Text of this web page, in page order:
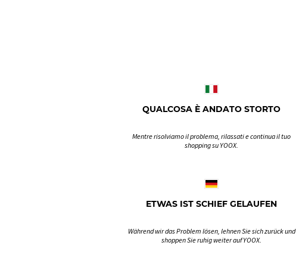
QUALCOSA È ANDATO STORTO
Mentre risolviamo il problema, rilassati e continua il tuo
shopping su YOOX.
ETWAS IST SCHIEF GELAUFEN
Während wir das Problem lösen, lehnen Sie sich zurück und
shoppen Sie ruhig weiter auf YOOX.